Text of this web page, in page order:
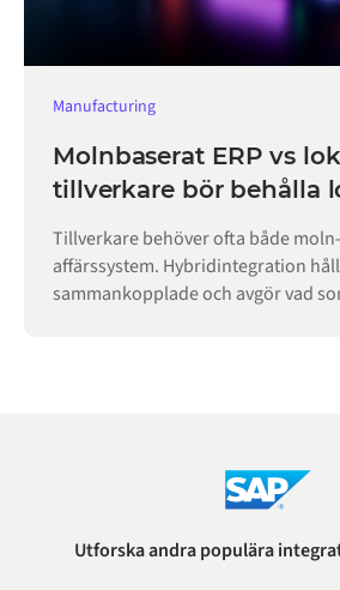
Manufacturing
Molnbaserat ERP vs
tillverkare bör behålla
Tillverkare behöver ofta både
affärssystem. Hybridintegration
sammankopplade och avgör vad
Utforska andra populära